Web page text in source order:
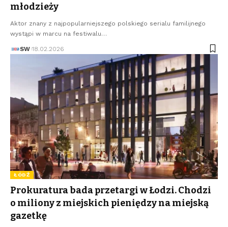
młodzieży
Aktor znany z najpopularniejszego polskiego serialu familijnego
wystąpi w marcu na festiwalu…
SW 18.02.2026
ŁÓDŹ
Prokuratura bada przetargi w Łodzi. Chodzi
o miliony z miejskich pieniędzy na miejską
gazetkę